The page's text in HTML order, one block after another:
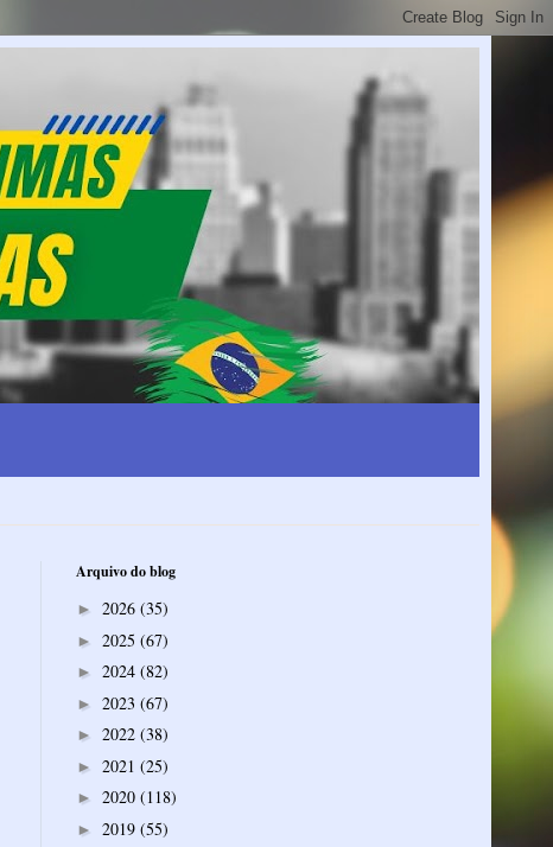
Arquivo do blog
► 2026 (35)
► 2025 (67)
► 2024 (82)
► 2023 (67)
► 2022 (38)
► 2021 (25)
► 2020 (118)
► 2019 (55)